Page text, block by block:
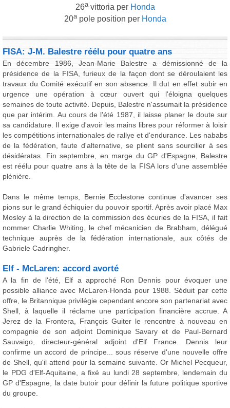
26avittoria per Honda
20apole position per Honda
FISA: J-M. Balestre réélu pour quatre ans
En décembre 1986, Jean-Marie Balestre a démissionné de la
présidence de la FISA, furieux de la façon dont se déroulaient les
travaux du Comité exécutif en son absence. Il dut en effet subir en
urgence une opération à cœur ouvert qui l'éloigna quelques
semaines de toute activité. Depuis, Balestre n'assumait la présidence
que par intérim. Au cours de l'été 1987, il laisse planer le doute sur
sa candidature. Il exige d'avoir les mains libres pour réformer à loisir
les compétitions internationales de rallye et d'endurance. Les nababs
de la fédération, faute d'alternative, se plient sans sourcilier à ses
désidératas. Fin septembre, en marge du GP d'Espagne, Balestre
est réélu pour quatre ans à la tête de la FISA lors d'une assemblée
plénière.
Dans le même temps, Bernie Ecclestone continue d'avancer ses
pions sur le grand échiquier du pouvoir sportif. Après avoir placé Max
Mosley à la direction de la commission des écuries de la FISA, il fait
nommer Charlie Whiting, le chef mécanicien de Brabham, délégué
technique auprès de la fédération internationale, aux côtés de
Gabriele Cadringher.
Elf - McLaren: accord avorté
A la fin de l'été, Elf a approché Ron Dennis pour évoquer une
possible alliance avec McLaren-Honda pour 1988. Séduit par cette
offre, le Britannique privilégie cependant encore son partenariat avec
Shell, à laquelle il réclame une participation financière accrue. A
Jerez de la Frontera, François Guiter le rencontre à nouveau en
compagnie de son adjoint Dominique Savary et de Paul-Bernard
Sauvaigo, directeur-général adjoint d'Elf France. Dennis leur
confirme un accord de principe... sous réserve d'une nouvelle offre
de Shell, qu'il attend pour la semaine suivante. Or Michel Pecqueur,
le PDG d'Elf-Aquitaine, a fixé au lundi 28 septembre, lendemain du
GP d'Espagne, la date butoir pour définir la future politique sportive
du groupe.